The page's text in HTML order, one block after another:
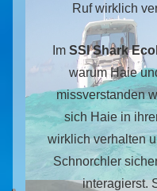
Ruf wirklich
Im SSI Shark
warum Haie
missverstanden
sich Haie in
wirklich verhalten
Schnorchler
interagierst.